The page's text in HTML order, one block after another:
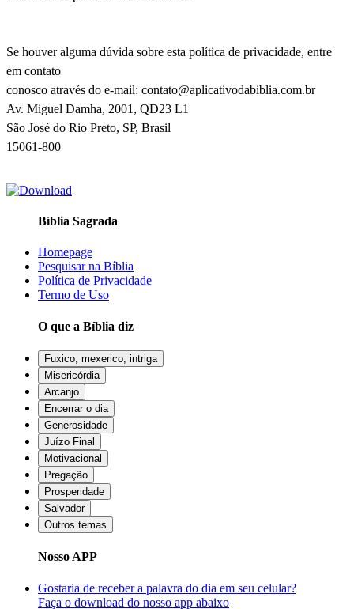
Se houver alguma dúvida sobre esta política de privacidade, entre
em contato
conosco através do e-mail: contato@aplicativodabiblia.com.br
Av. Miguel Damha, 2001, QD23 L1
São José do Rio Preto, SP, Brasil
15061-800
Bíblia Sagrada
Homepage
Pesquisar na Bíblia
Política de Privacidade
Termo de Uso
O que a Bíblia diz
Fuxico, mexerico, intriga
Misericórdia
Arcanjo
Encerrar o dia
Generosidade
Juízo Final
Motivacional
Pregação
Prosperidade
Salvador
Outros temas
Nosso APP
Gostaria de receber a palavra do dia em seu celular?
Faça o download do nosso app abaixo